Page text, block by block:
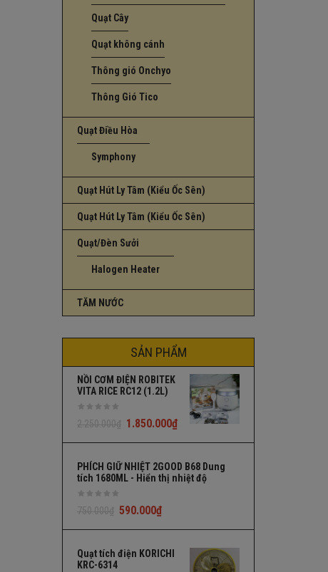
Quạt Cây
Quạt không cánh
Thông gió Onchyo
Thông Gió Tico
Quạt Điều Hòa
Symphony
Quạt Hút Ly Tâm (Kiểu Ốc Sên)
Quạt Hút Ly Tâm (Kiểu Ốc Sên)
Quạt/Đèn Sưởi
Halogen Heater
TĂM NƯỚC
SẢN PHẨM
NỒI CƠM ĐIỆN ROBITEK
VITA RICE RC12 (1.2L)
2.250.000₫ 1.850.000₫
PHÍCH GIỮ NHIỆT 2GOOD B68 Dung
tích 1680ML - Hiển thị nhiệt độ
750.000₫ 590.000₫
Quạt tích điện KORICHI
KRC-6314